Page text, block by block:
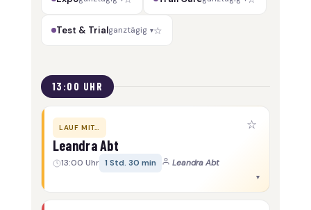
Test & Trialganztägig ▾☆
13:00 UHR
LAUF MIT… ☆
Leandra Abt
13:00 Uhr 1 Std. 30 min Leandra Abt
▾